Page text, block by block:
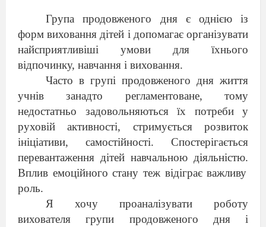
Група продовженого дня є однією із
форм виховання дітей і допомагає організувати
найсприятливіші умови для їхнього
відпочинку, навчання і виховання.
Часто вгрупі продовженого дняжиття
учнів занадто регламентоване, тому
недостатньо задовольняються їх потреби у
руховій активності, стримується розвиток
ініціативи, самостійності. Спостерігається
перевантаження дітей навчальною діяльністю.
Вплив емоційного стану теж відіграє важливу
роль.
Я хочу проаналізувати роботу
вихователя групи продовженого дня і